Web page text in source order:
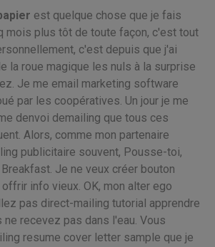
est quelque chose que je fais
mois plus tôt de toute façon, c'est tout
c'est depuis que j'ai
la roue magique les nuls à la surprise
Je me email marketing software
par les coopératives. Un jour je me
denvoi demailing que tous ces
Alors, comme mon partenaire
publicitaire souvent, Pousse-toi,
Je ne veux créer bouton
info vieux. OK, mon alter ego
pas direct-mailing tutorial apprendre
ne recevez pas dans l'eau. Vous
resume cover letter sample que je